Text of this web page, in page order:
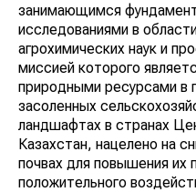
занимающимся
исследованиями в
агрохимических наук и
миссией которого
природными ресурсами в
засоленных
ландшафтах в странах
Казахстан, нацелено на
почвах для повышения их
положительного